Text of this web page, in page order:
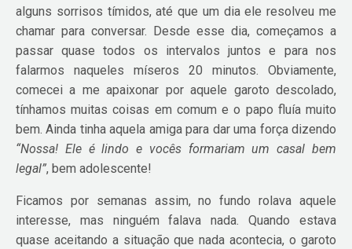
alguns sorrisos tímidos, até que um dia ele resolveu me
chamar para conversar. Desde esse dia, começamos a
passar quase todos os intervalos juntos e para nos
falarmos naqueles míseros 20 minutos. Obviamente,
comecei a me apaixonar por aquele garoto descolado,
tínhamos muitas coisas em comum e o papo fluía muito
bem. Ainda tinha aquela amiga para dar uma força dizendo
“Nossa! Ele é lindo e vocês formariam um casal bem
legal”, bem adolescente!
Ficamos por semanas assim, no fundo rolava aquele
interesse, mas ninguém falava nada. Quando estava
quase aceitando a situação que nada acontecia, o garoto